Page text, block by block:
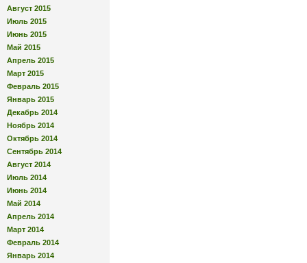
Август 2015
Июль 2015
Июнь 2015
Май 2015
Апрель 2015
Март 2015
Февраль 2015
Январь 2015
Декабрь 2014
Ноябрь 2014
Октябрь 2014
Сентябрь 2014
Август 2014
Июль 2014
Июнь 2014
Май 2014
Апрель 2014
Март 2014
Февраль 2014
Январь 2014